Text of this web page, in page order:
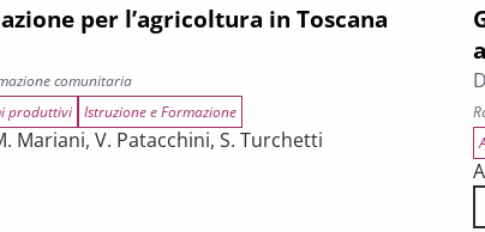
per l’agricoltura in Toscana
comunitaria
produttivi Istruzione e Formazione
Mariani, V. Patacchini, S. Turchetti
in Toscana